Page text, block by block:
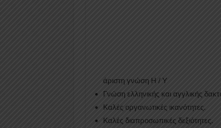
άριστη γνώση Η / Υ
Γνώση ελληνικής και αγγλικής
Καλές οργανωτικές ικανότητες.
Καλές διαπροσωπικές δεξιότητες.